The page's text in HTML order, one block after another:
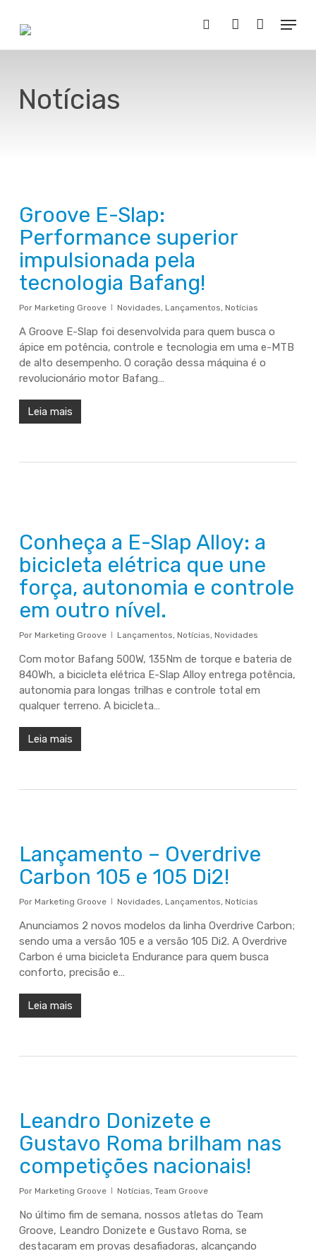
main
content
Buscar..account
Menu
Notícias
Groove E-Slap:
Performance superior
impulsionada pela
tecnologia Bafang!
Por Marketing Groove Novidades, Lançamentos, Notícias
A Groove E-Slap foi desenvolvida para quem busca o
ápice em potência, controle e tecnologia em uma e-MTB
de alto desempenho. O coração dessa máquina é o
revolucionário motor Bafang…
Leia mais
Conheça a E-Slap Alloy: a
bicicleta elétrica que une
força, autonomia e controle
em outro nível.
Por Marketing Groove Lançamentos, Notícias, Novidades
Com motor Bafang 500W, 135Nm de torque e bateria de
840Wh, a bicicleta elétrica E-Slap Alloy entrega potência,
autonomia para longas trilhas e controle total em
qualquer terreno. A bicicleta…
Leia mais
Lançamento – Overdrive
Carbon 105 e 105 Di2!
Por Marketing Groove Novidades, Lançamentos, Notícias
Anunciamos 2 novos modelos da linha Overdrive Carbon;
sendo uma a versão 105 e a versão 105 Di2. A Overdrive
Carbon é uma bicicleta Endurance para quem busca
conforto, precisão e…
Leia mais
Leandro Donizete e
Gustavo Roma brilham nas
competições nacionais!
Por Marketing Groove Notícias, Team Groove
No último fim de semana, nossos atletas do Team
Groove, Leandro Donizete e Gustavo Roma, se
destacaram em provas desafiadoras, alcançando